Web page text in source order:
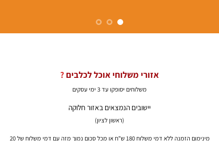
אזורי משלוחי אוכל לכלבים ?
משלוחים יסופקו עד 3 ימי עסקים
יישובים הנמצאים באזור חלוקה
(ראשון לציון)
מינימום הזמנה ללא דמי משלוח 180 ש"ח או מכל סכום נמוך מזה עם דמי משלוח של 20